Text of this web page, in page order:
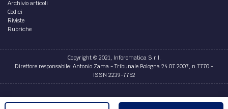
Con l’approvazione del Decreto Sostegno vengono
confermate tre rate del Reddito di Emergenza. Novità su
NASPI. Chi può accedere, quando e come. Tutte le novità
Rottamazione Cartelle approvata: il
Rottamazione per i redditi inferiori a 30.000 euro di